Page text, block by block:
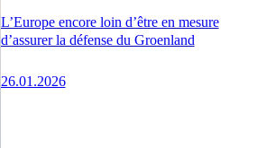
L’Europe encore loin d’être en mesure
d’assurer la défense du Groenland
26.01.2026